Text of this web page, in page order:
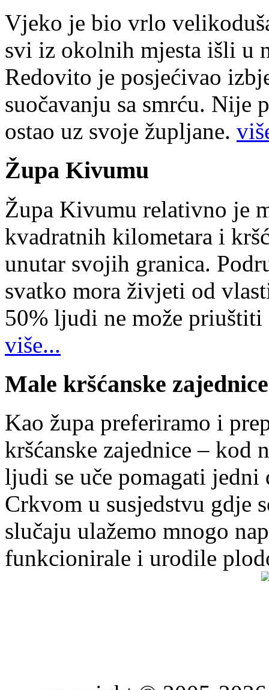
Vjeko je bio vrlo
svi iz okolnih mjesta išli u
Redovito je posjećivao
suočavanju sa smrću. Nije
ostao uz svoje župljane.
Župa Kivumu
Župa Kivumu relativno je
kvadratnih kilometara i
unutar svojih granica.
svatko mora živjeti od
50% ljudi ne može
više...
Male kršćanske zajednice
Kao župa preferiramo i
kršćanske zajednice – kod
ljudi se uče pomagati
Crkvom u susjedstvu gdje
slučaju ulažemo mnogo
funkcionirale i urodile